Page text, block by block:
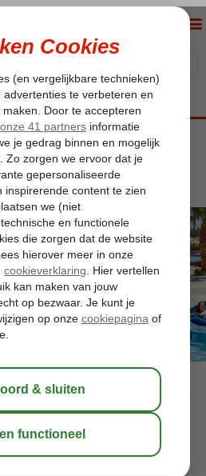
Stad Steigenberger Aqua Magic
Magic
Hotel
een Aquapark
bars